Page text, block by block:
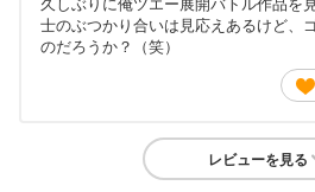
士のぶつかり合いは見応えあるけど、
のだろうか？（笑）
レビューを見る